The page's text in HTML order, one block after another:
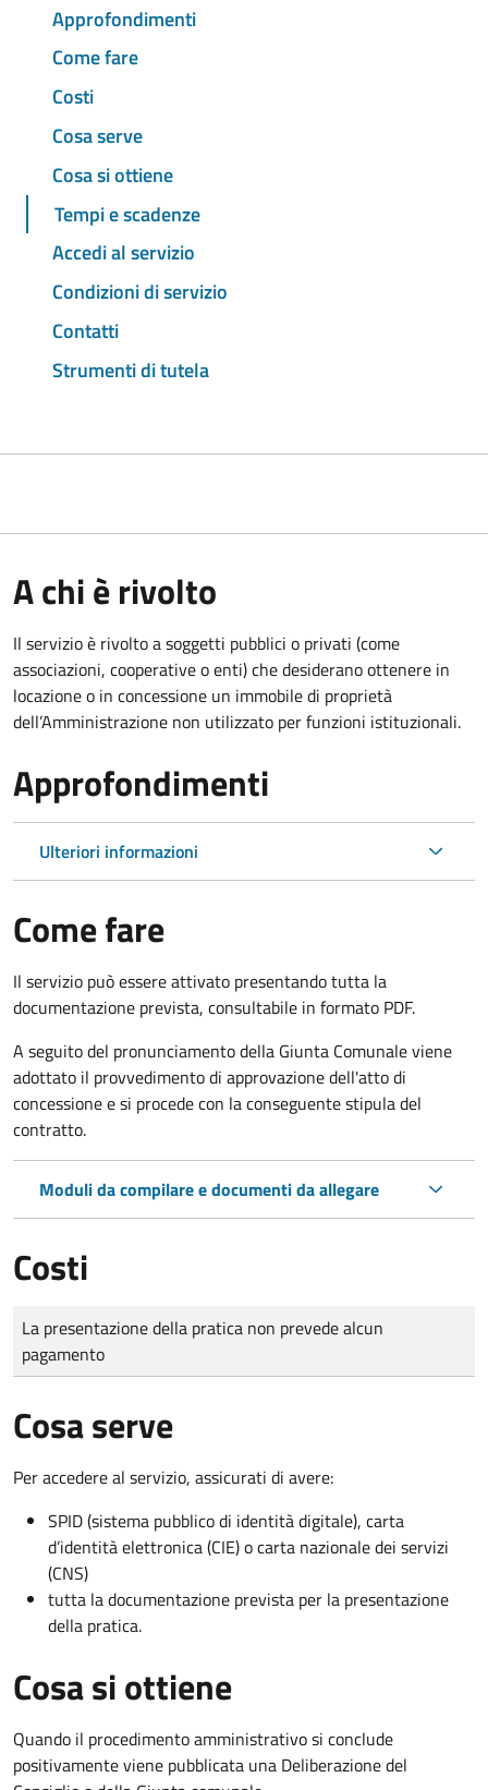
Approfondimenti
Come fare
Costi
Cosa serve
Cosa si ottiene
Tempi e scadenze
Accedi al servizio
Condizioni di servizio
Contatti
Strumenti di tutela
A chi è rivolto
Il servizio è rivolto a soggetti pubblici o privati (come
associazioni, cooperative o enti) che desiderano ottenere in
locazione o in concessione un immobile di proprietà
dell’Amministrazione non utilizzato per funzioni istituzionali.
Approfondimenti
Ulteriori informazioni
Come fare
Il servizio può essere attivato presentando tutta la
documentazione prevista, consultabile in formato PDF.
A seguito del pronunciamento della Giunta Comunale viene
adottato il provvedimento di approvazione dell'atto di
concessione e si procede con la conseguente stipula del
contratto.
Moduli da compilare e documenti da allegare
Costi
Tipo di pagamento
Importo
La presentazione della pratica non prevede alcun
pagamento
Cosa serve
Per accedere al servizio, assicurati di avere:
SPID (sistema pubblico di identità digitale), carta
d’identità elettronica (CIE) o carta nazionale dei servizi
(CNS)
tutta la documentazione prevista per la presentazione
della pratica.
Cosa si ottiene
Quando il procedimento amministrativo si conclude
positivamente viene pubblicata una Deliberazione del